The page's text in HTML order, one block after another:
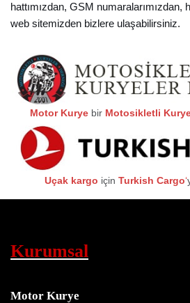
hattımızdan, GSM
web sitemizden bizlere ulaşabilirsiniz.
Motor Kurye bir Motosikletli
Uçak kargo için Turkish Cargo‘
Kurumsal
Motor Kurye